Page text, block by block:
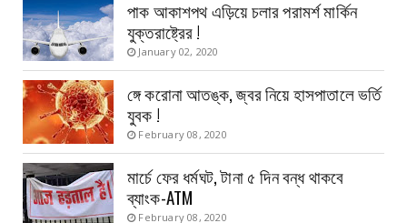
পাক আকাশপথ এড়িয়ে চলার পরামর্শ মার্কিন
যুক্তরাষ্ট্রের !
January 02, 2020
ঙ্গে করোনা আতঙ্ক, জ্বর নিয়ে হাসপাতালে ভর্তি
যুবক !
February 08, 2020
মার্চে ফের ধর্মঘট, টানা ৫ দিন বন্ধ থাকবে
ব্যাংক-ATM
February 08, 2020